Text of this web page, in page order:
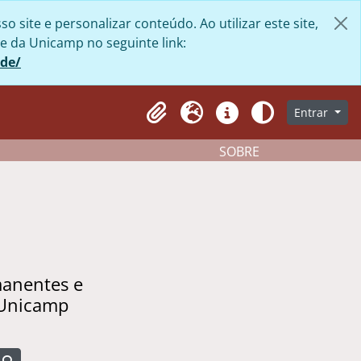
site e personalizar conteúdo. Ao utilizar este site,
da Unicamp no seguinte link:
Clipboard
Idioma AtalhosAparênciaEntrar
SOBRE
e